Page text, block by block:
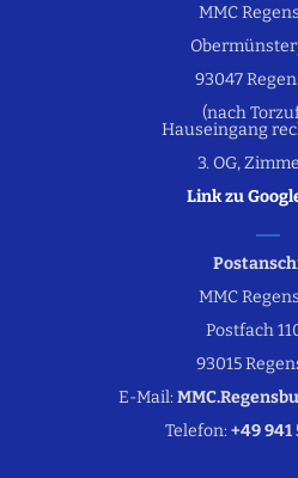
MMC
93047
(nach
Hauseingang
3. OG,
Link zu
MMC
Postfach
93015
E-Mail:
Telefon: +49